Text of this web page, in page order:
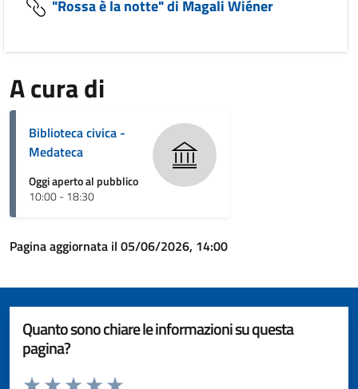
"Rossa è la notte" di Magali Wiéner
A cura di
Biblioteca civica -
Medateca
Oggi aperto al pubblico
10:00 - 18:30
Pagina aggiornata il 05/06/2026, 14:00
Quanto sono chiare le informazioni su questa
pagina?
Valuta da 1 a 5 stelle la pagina